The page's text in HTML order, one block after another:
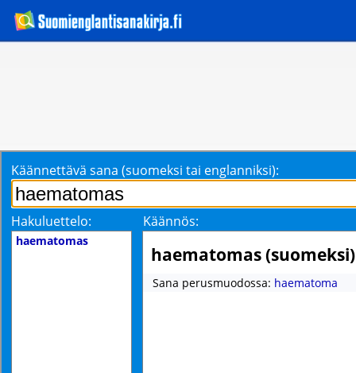
Käännettävä sana (suomeksi tai englanniksi):
Hakuluettelo: Käännös:
haematomas
haematomas (suomeksi)
Sana perusmuodossa: haematoma